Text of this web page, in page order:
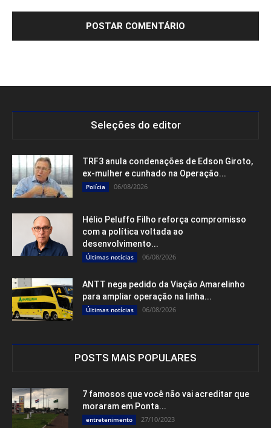
Seleções do editor
TRF3 anula condenações de Edson Giroto,
ex-mulher e cunhado na Operação...
Polícia 06/08/2026
Hélio Peluffo Filho reforça compromisso
com a política voltada ao
desenvolvimento...
Últimas notícias 06/08/2026
ANTT nega pedido da Viação Amarelinho
para ampliar operação na linha...
Últimas notícias 06/08/2026
POSTS MAIS POPULARES
7 famosos que você não vai acreditar que
moraram em Ponta...
entretenimento 27/10/2023